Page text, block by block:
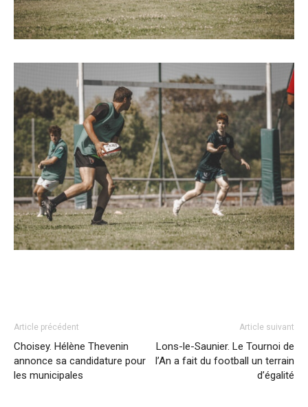
Article précédent
Choisey. Hélène Thevenin
annonce sa candidature pour
les municipales
Article suivant
Lons-le-Saunier. Le Tournoi de
l’An a fait du football un terrain
d’égalité